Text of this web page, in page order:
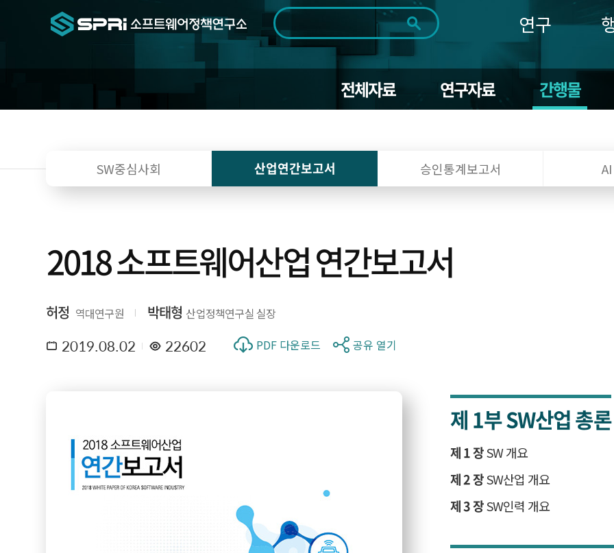
검색범위 전체
기간 전체 1일 1주 1개월 3개월 1년
~
연구
전체자료 연구자료 간행물
SW중심사회 산업연간보고서 승인통계보고서
2018 소프트웨어산업 연간보고서
허정 역대연구원 박태형 산업정책연구실 실장
2019.08.02 22602 PDF 다운로드 공유 열기
제 1부SW산업 총론
제 1 장SW 개요
제 2 장SW산업 개요
제 3 장SW인력 개요